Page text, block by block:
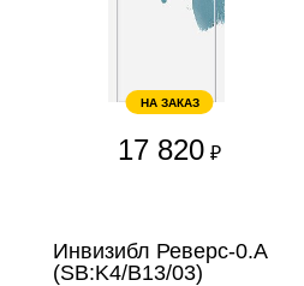
НА ЗАКАЗ
17 820 ₽
Инвизибл Реверс-0.А
(SB:K4/В13/03)